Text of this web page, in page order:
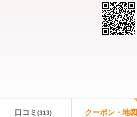
口コミ (313) クーポン・地図